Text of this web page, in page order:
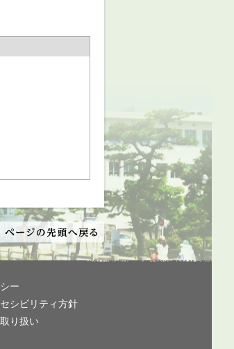
ー
シビリティ方針
り扱い